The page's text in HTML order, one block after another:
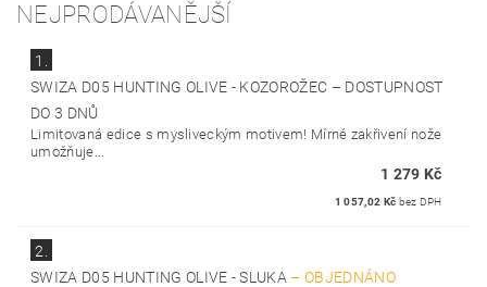
NEJPRODÁVANĚJŠÍ
1.
SWIZA D05 HUNTING OLIVE - KOZOROŽEC – DOSTUPNOST
DO 3 DNŮ
Limitovaná edice s mysliveckým motivem! Mírné zakřivení nože
umožňuje...
1 279 Kč
1 057,02 Kč bez DPH
2.
SWIZA D05 HUNTING OLIVE - SLUKA –OBJEDNÁNO